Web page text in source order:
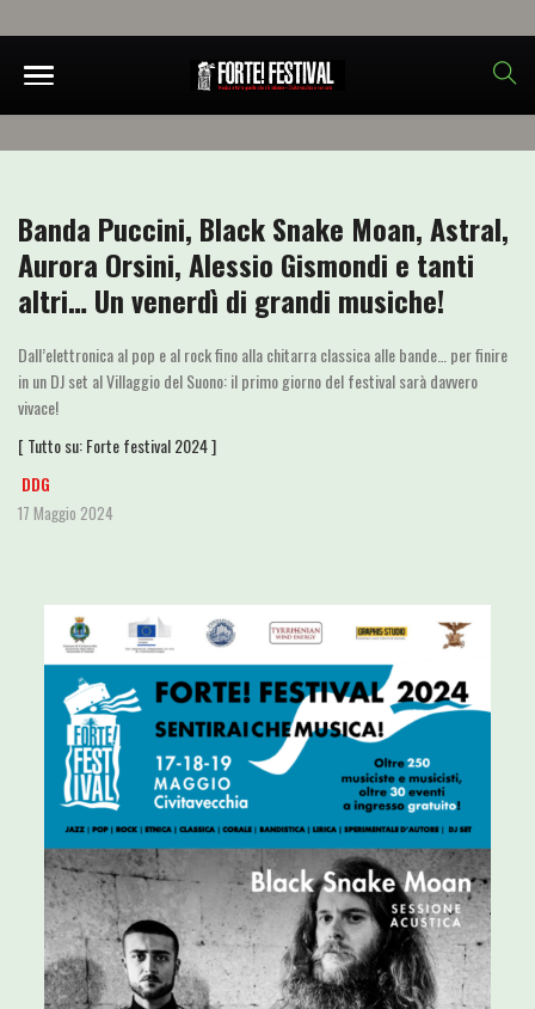
Banda Puccini, Black Snake Moan, Astral,
Aurora Orsini, Alessio Gismondi e tanti
altri… Un venerdì di grandi musiche!
Dall’elettronica al pop e al rock fino alla chitarra classica alle bande… per finire
in un DJ set al Villaggio del Suono: il primo giorno del festival sarà davvero
vivace!
[ Tutto su:Forte festival 2024]
DDG
17 Maggio 2024